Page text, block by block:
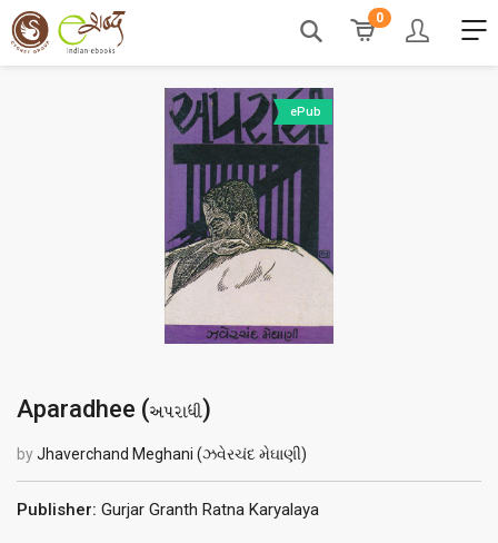
0
ePub
Aparadhee (અપરાધી)
byJhaverchand Meghani (ઝવેરચંદ મેઘાણી)
Publisher: Gurjar Granth Ratna Karyalaya